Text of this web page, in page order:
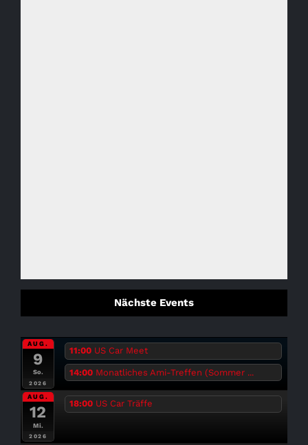
Nächste Events
AUG.
9
So.
2026
11:00 US Car Meet
14:00 Monatliches Ami-Treffen (Sommer ...
AUG.
12
Mi.
2026
18:00 US Car Träffe